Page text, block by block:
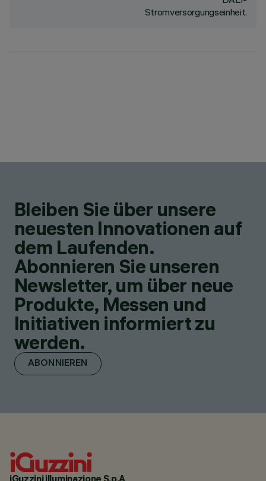
Stromversorgungseinheit.
Bleiben Sie über unsere
neuesten Innovationen auf
dem Laufenden.
Abonnieren Sie unseren
Newsletter, um über neue
Produkte, Messen und
Initiativen informiert zu
werden.
ABONNIEREN
iGuzzini illuminazione S.p.A